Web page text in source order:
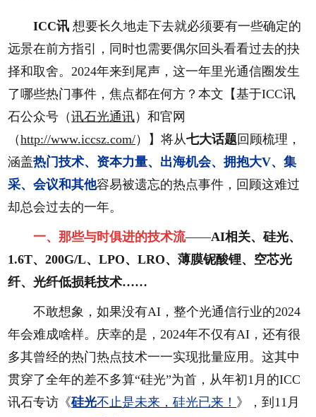
ICC讯 想要长久地走下去就必须要有一些确定的
远景在前方指引，同时也需要偶尔回头看看过去的抉
择和取舍。2024年来到尾声，这一年里光通信圈发生
了哪些热门事件，焦点都在何方？本文【基于ICC讯
石公众号（讯石光通讯）和官网
（http://www.iccsz.com/）】将从七大话题回顾梳理，
涵盖热门技术、资本力量、出海机会、拥抱大V、集
采、会议和其他容易被遗忘的热点事件，回顾这难过
却总会过去的一年。
一、那些与时俱进的技术流——AI相关、硅光、
1.6T、200G/L、LPO、LRO、薄膜铌酸锂、空芯光
纤、光纤低损耗技术……
不敢想象，如果没有AI，整个光通信行业的2024
年会难成啥样。庆幸的是，2024年不仅有AI，还有很
多其曾经的热门热点技术一一实现批量应用。这其中
贯穿了全年的差不多算“硅光”为首，从年初1月的ICC
讯石专访《硅光不止是未来，硅光已来！ 》，到11月